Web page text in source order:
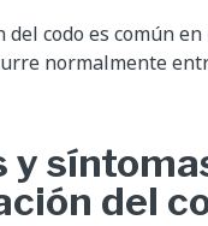
del codo es común
normalmente
y
del